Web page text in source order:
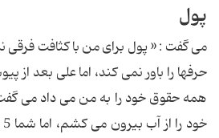
پول
می گفت : « پول برای من با کثافت فرقی
حرفها را باور نمی کند، اما علی بعد از
همه حقوق خود را به من می داد می